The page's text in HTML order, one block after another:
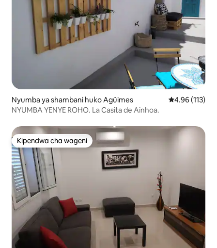
Nyumba ya shambani huko Agüimes Ukadiriaji wa
4.96 (113)
NYUMBA YENYE ROHO. La Casita de Ainhoa.
Kipendwa cha wageni
Kipendwa cha wageni